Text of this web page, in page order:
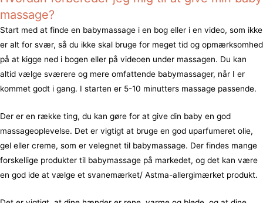
massage?
Start med at finde en babymassage i en bog eller i en video, som ikke
er alt for svær, så du ikke skal bruge for meget tid og opmærksomhed
på at kigge ned i bogen eller på videoen under massagen. Du kan
altid vælge sværere og mere omfattende babymassager, når I er
kommet godt i gang. I starten er 5-10 minutters massage passende.
Der er en række ting, du kan gøre for at give din baby en god
massageoplevelse. Det er vigtigt at bruge en god uparfumeret olie,
gel eller creme, som er velegnet til babymassage. Der findes mange
forskellige produkter til babymassage på markedet, og det kan være
en god ide at vælge et svanemærket/ Astma-allergimærket produkt.